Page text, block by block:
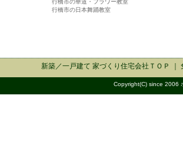
行橋市の華道・フラワー教室
行橋市の日本舞踊教室
新築／一戸建て 家づくり住宅会社 ＴＯＰ ｜
Copyright(C) since 2006